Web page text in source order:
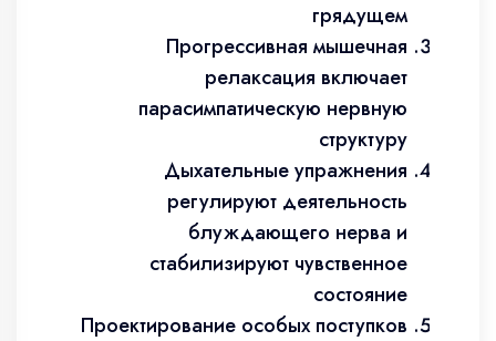
грядущем
Прогрессивная мышечная
релаксация включает
парасимпатическую нервную
структуру
Дыхательные упражнения
регулируют деятельность
блуждающего нерва и
стабилизируют чувственное
состояние
Проектирование особых поступков